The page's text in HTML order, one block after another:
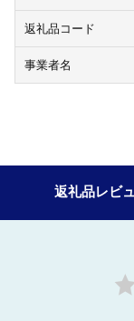
返礼品コード
事業者名
返礼品レビ